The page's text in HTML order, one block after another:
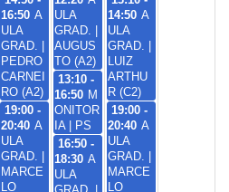
19:00 -
20:40 A
ULA
GRAD. |
MARCE
LO
19:00 -
20:40 A
ULA
GRAD. |
MARCE
LO
16:50 -
18:30 A
ULA
16:50 A
ULA
GRAD. |
PEDRO
CARNEI
RO (A2)
ULA
GRAD. |
AUGUS
TO (A2)
14:50 A
ULA
GRAD. |
LUIZ
ARTHU
R (C2)
13:10 -
16:50 M
ONITOR
IA | PS